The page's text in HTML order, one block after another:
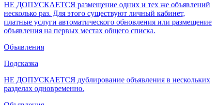
НЕ ДОПУСКАЕТСЯ размещение одних и тех же объявлений
несколько раз. Для этого существуют личный кабинет,
платные услуги автоматического обновления или размещение
объявления на первых местах общего списка.
Объявления
Подсказка
НЕ ДОПУСКАЕТСЯ дублирование объявления в нескольких
разделах одновременно.